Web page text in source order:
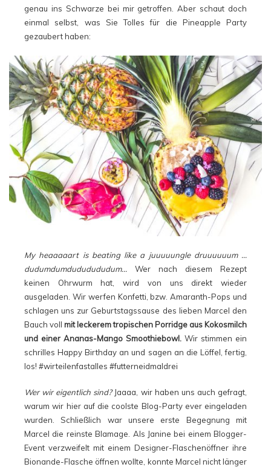
genau ins Schwarze bei mir getroffen. Aber schaut doch
einmal selbst, was Sie Tolles für die Pineapple Party
gezaubert haben:
My heaaaaart is beating like a juuuuungle druuuuuum …
dudumdumdududududum… Wer nach diesem Rezept
keinen Ohrwurm hat, wird von uns direkt wieder
ausgeladen. Wir werfen Konfetti, bzw. Amaranth-Pops und
schlagen uns zur Geburtstagssause des lieben Marcel den
Bauch voll mit leckerem tropischen Porridge aus Kokosmilch
und einer Ananas-Mango Smoothiebowl. Wir stimmen ein
schrilles Happy Birthday an und sagen an die Löffel, fertig,
los! #wirteilenfastalles #futterneidmaldrei
Wer wir eigentlich sind?Jaaaa, wir haben uns auch gefragt,
warum wir hier auf die coolste Blog-Party ever eingeladen
wurden. Schließlich war unsere erste Begegnung mit
Marcel die reinste Blamage. Als Janine bei einem Blogger-
Event verzweifelt mit einem Designer-Flaschenöffner ihre
Bionande-Flasche öffnen wollte, konnte Marcel nicht länger